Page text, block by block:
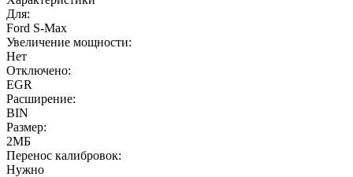
Для:
Ford S-Max
Увеличение мощности:
Нет
Отключено:
EGR
Расширение:
BIN
Размер:
2МБ
Перенос калибровок:
Нужно